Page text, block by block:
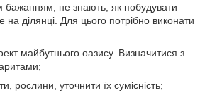
бажанням, не знають, як побудувати
ділянці. Для цього потрібно виконати
майбутнього оазису. Визначитися з
рослини, уточнити їх сумісність;